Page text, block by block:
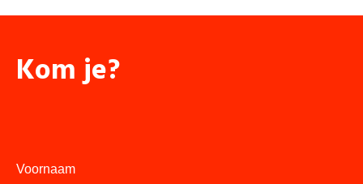
Kom je?
Voornaam